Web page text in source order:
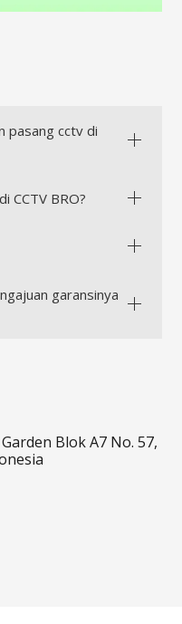
pasang cctv di
CCTV BRO?
garansinya
Blok A7 No. 57,